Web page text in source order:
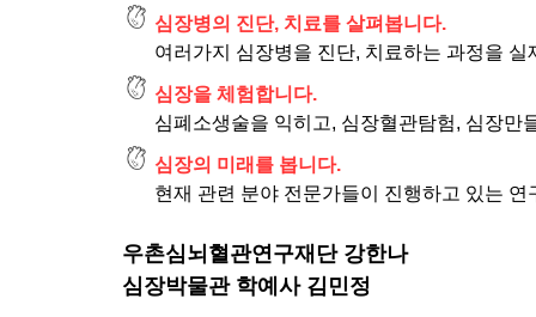
심장병의 진단, 치료를 살펴봅니다.
여러가지 심장병을 진단, 치료하는 과정을
심장을 체험합니다.
심폐소생술을 익히고, 심장혈관탐험, 심장만
심장의 미래를 봅니다.
현재 관련 분야 전문가들이 진행하고 있는
우촌심뇌혈관연구재단 강한나
심장박물관 학예사 김민정